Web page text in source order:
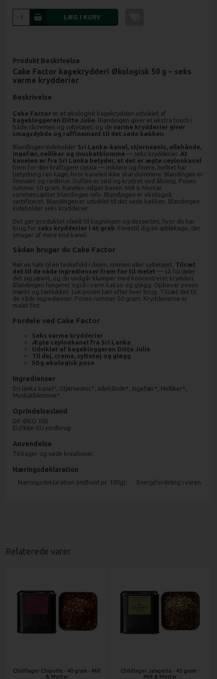
Produkt Beskrivelse
Cake Factor kagekrydderi Økologisk 50 g – seks
varme krydderier
Beskrivelse
Cake Factor er et økologisk kagekrydderi udviklet af
kagebloggeren Ditte Julie. Blandingen giver et ekstra touch i
både råcremen og syltetøjet, og devarme krydderier giver
smagsdybde og raffinement til det søde køkken.
Blandingen indeholder Sri Lanka-kanel, stjerneanis, allehånde,
ingefær, nelliker og muskatblomme — seks krydderier. At
kanelen er fra Sri Lanka betyder, at det er ægte ceylonkanel
frem for den kraftigere cassia — mildere og finere, hvilket har
betydning i en kage, hvor kanelen ikke skal dominere. Blandingen er
finmalet og rødbrun. Duften er sød og krydret ved åbning. Posen
rummer 50 gram. Kanelen udgør basen. Mill & Mortar
sammensætter blandingen selv. Blandingen er økologisk
certificeret. Blandingen er udviklet til det søde køkken. Blandingen
indeholder seks krydderier.
Det gør produktet ideelt til bagningen og desserten, hvor du har
brug for seks krydderier i ét greb. Forestil dig en æblekage, der
smager af mere end kanel.
Sådan bruger du Cake Factor
Rør en halv til en teskefuld i dejen, cremen eller syltetøjet. Tilsæt
det til de våde ingredienser frem for til melet — så fordeler
det sig jævnt, og du undgår klumper med koncentreret krydderi.
Blandingen fungerer også i varm kakao og gløgg. Opbevar posen
mørkt og tætlukket. Luk posen tæt efter hver brug. Tilsæt det til
de våde ingredienser. Posen rummer 50 gram. Krydderierne er
malet fint.
Fordele ved Cake Factor
Seks varme krydderier
Ægte ceylonkanel fra Sri Lanka
Udviklet af kagebloggeren Ditte Julie
Til dej, creme, syltetøj og gløgg
50 g økologisk pose
Ingredienser
Sri lanka kanel*, Stjerneanis*, Allehånde*, Ingefær*, Nelliker*,
Muskatblomme*
Oprindelsesland
DK-ØKO 100
EU/Ikke-EU jordbrug
Anvendelse
Til kager og søde kreationer.
Næringsdeklaration
Næringsdeklaration (indhold pr. 100g): Energifordeling i varen
Relaterede varer
Chiliflager Chipotle - 40 gram - Mill
& Mortar
Chiliflager Jalapeño - 45 gram -
Mill & Mortar